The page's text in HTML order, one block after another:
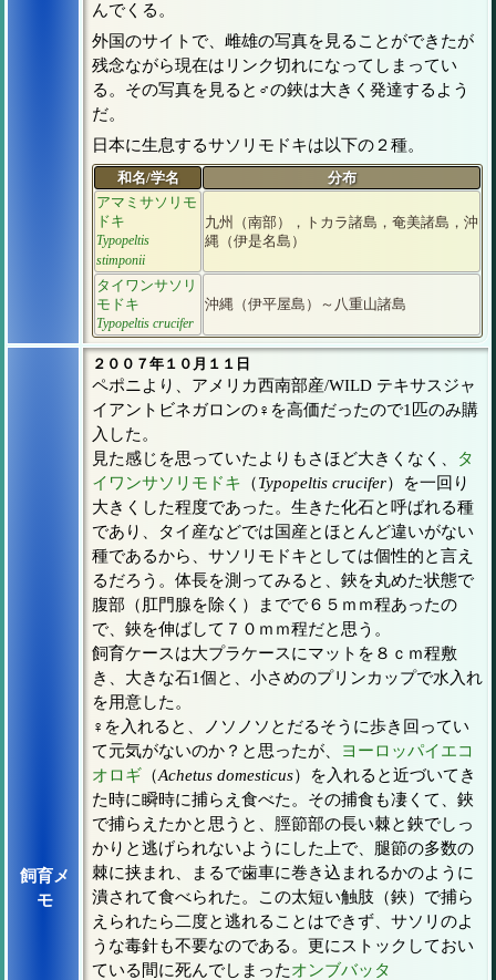
んでくる。
外国のサイトで、雌雄の写真を見ることができたが
残念ながら現在はリンク切れになってしまってい
る。その写真を見ると♂の鋏は大きく発達するよう
だ。
日本に生息するサソリモドキは以下の２種。
和名/学名
分布
アマミサソリモ
ドキ
Typopeltis
stimponii
九州（南部），トカラ諸島，奄美諸島，沖
縄（伊是名島）
タイワンサソリ
モドキ
Typopeltis crucifer
沖縄（伊平屋島）～八重山諸島
飼育メ
モ
２００７年１０月１１日
ペポニより、アメリカ西南部産/WILD テキサスジャ
イアントビネガロンの♀を高価だったので1匹のみ購
入した。
見た感じを思っていたよりもさほど大きくなく、
タ
イワンサソリモドキ （Typopeltis crucifer）を一回り
大きくした程度であった。生きた化石と呼ばれる種
であり、タイ産などでは国産とほとんど違いがない
種であるから、サソリモドキとしては個性的と言え
るだろう。体長を測ってみると、鋏を丸めた状態で
腹部（肛門腺を除く）までで６５ｍｍ程あったの
で、鋏を伸ばして７０ｍｍ程だと思う。
飼育ケースは大プラケースにマットを８ｃｍ程敷
き、大きな石1個と、小さめのプリンカップで水入れ
を用意した。
♀を入れると、ノソノソとだるそうに歩き回ってい
て元気がないのか？と思ったが、
ヨーロッパイエコ
オロギ （Achetus domesticus）を入れると近づいてき
た時に瞬時に捕らえ食べた。その捕食も凄くて、鋏
で捕らえたかと思うと、脛節部の長い棘と鋏でしっ
かりと逃げられないようにした上で、腿節の多数の
棘に挟まれ、まるで歯車に巻き込まれるかのように
潰されて食べられた。この太短い触肢（鋏）で捕ら
えられたら二度と逃れることはできず、サソリのよ
うな毒針も不要なのである。更にストックしておい
ている間に死んでしまったオンブバッタ